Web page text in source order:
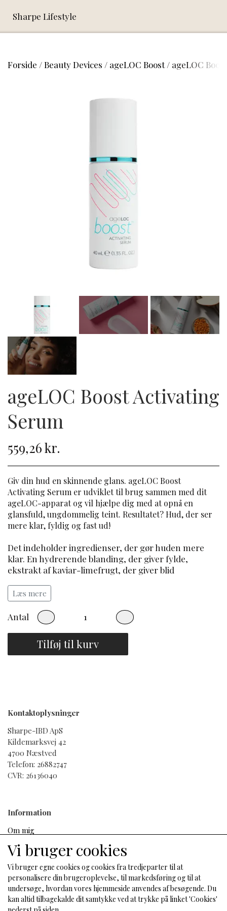
Sharpe Lifestyle
Forside Beauty Devices ageLOC Boost ageLOC
ageLOC Boost Activating
Serum
559,26 kr.
Giv din hud en skinnende glans. ageLOC Boost
Activating Serum er udviklet til brug sammen med dit
ageLOC-apparat og vil hjælpe dig med at opnå en
glansfuld, ungdommelig teint. Resultatet? Hud, der ser
mere klar, fyldig og fast ud!
Det indeholder ingredienser, der gør huden mere
klar. En hydrerende blanding, der giver fylde,
ekstrakt af kaviar-limefrugt, der giver blid
blanding, som hjælper med at håndtere tidlige tegn
på hudens aldring ved kilden. Formlen forbedrer
forekomsten af mørke pletter takket være ekstrakt af
strandpåskelilje.
Fremmer din huds naturlige skønhed og giver
dig en klarere hud med mere fylde og
spændstighed.
Hjælper med at reducere tegn på for tidlig
aldring og forlænger hudens ungdommelige
udseende.
Formlen forbedrer forekomsten af mørke pletter
Giver nænsom eksfoliering og fremmer
cellefornyelsen for et synligt glattere, mere
strålende, mere klar og ungdommelig teint.
Gør huden mere klar for at give en glansfuld,
smuk hud.
Læs mere
Antal
Tilføj til kurv
Kontaktoplysninger
Sharpe-IBD ApS
Kildemarksvej 42
4700 Næstved
Telefon: 26882747
CVR: 26136040
Information
Om mig
Cookies
Fortrydelse og reklamation
Sociale medier
Vi bruger cookies
Vi bruger egne cookies og cookies fra tredjeparter til at
personalisere din brugeroplevelse, til markedsføring og til at
undersøge, hvordan vores hjemmeside anvendes af besøgende. Du
kan altid tilbagekalde dit samtykke ved at trykke på linket 'Cookies'